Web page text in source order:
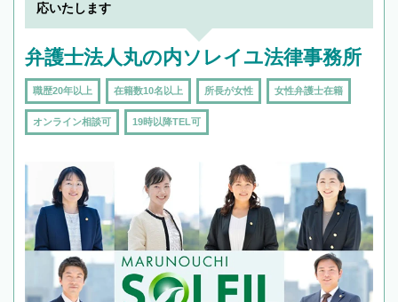
応いたします
弁護士法人丸の内ソレイユ法律事務所
職歴20年以上 在籍数10名以上 所長が女性 女性弁護士在籍
オンライン相談可 19時以降TEL可